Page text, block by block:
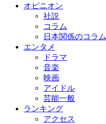
オピニオン
社説
コラム
日本関係のコラム
エンタメ
ドラマ
音楽
映画
アイドル
芸能一般
ランキング
アクセス